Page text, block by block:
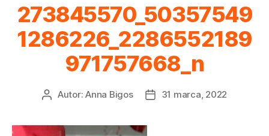
273845570_50357549
1286226_2286552189
971757668_n
Autor:Anna Bigos 31 marca, 2022